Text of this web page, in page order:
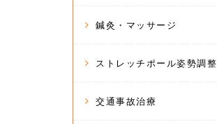
鍼灸・マッサージ
ストレッチポール姿勢調整
交通事故治療